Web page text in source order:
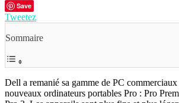
Save
Tweetez
Sommaire
Dell a remanié sa gamme de PC
nouveaux ordinateurs portables Pro : Pro